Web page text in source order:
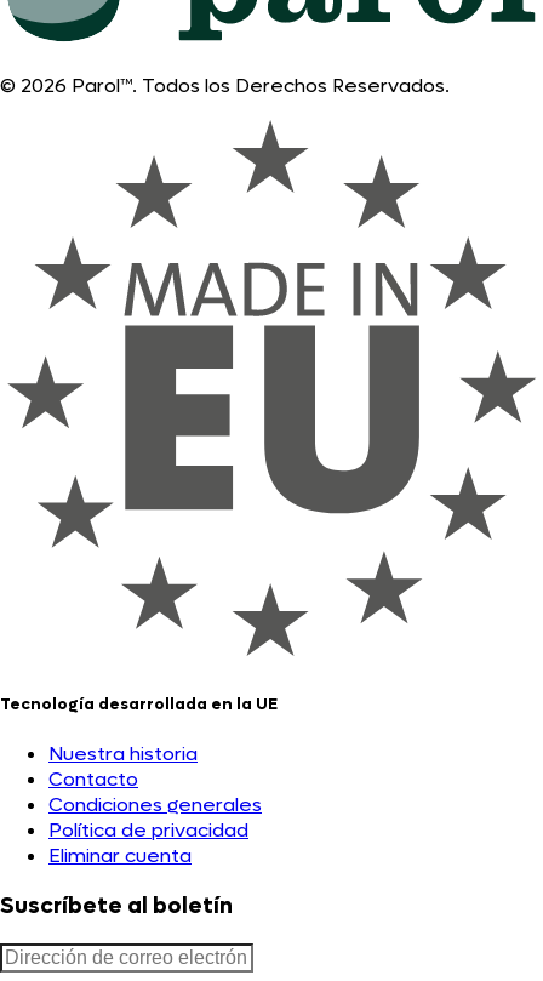
© 2026 Parol™. Todos los Derechos Reservados.
Tecnología desarrollada en la UE
Nuestra historia
Contacto
Condiciones generales
Política de privacidad
Eliminar cuenta
Suscríbete al boletín